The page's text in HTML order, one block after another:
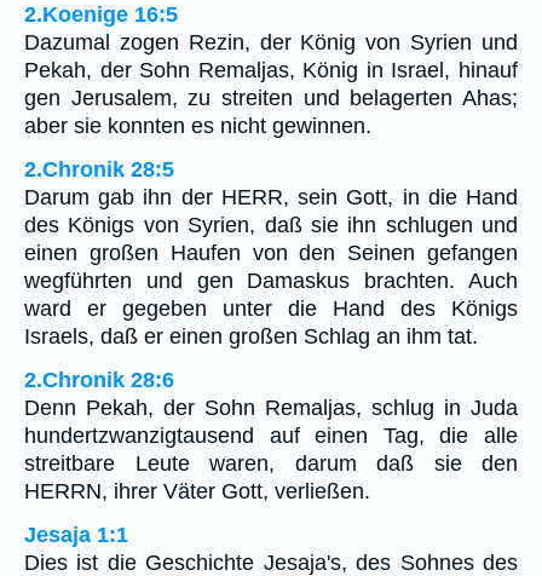
2.Koenige 16:5
Dazumal zogen Rezin, der König von Syrien und
Pekah, der Sohn Remaljas, König in Israel, hinauf
gen Jerusalem, zu streiten und belagerten Ahas;
aber sie konnten es nicht gewinnen.
2.Chronik 28:5
Darum gab ihn der HERR, sein Gott, in die Hand
des Königs von Syrien, daß sie ihn schlugen und
einen großen Haufen von den Seinen gefangen
wegführten und gen Damaskus brachten. Auch
ward er gegeben unter die Hand des Königs
Israels, daß er einen großen Schlag an ihm tat.
2.Chronik 28:6
Denn Pekah, der Sohn Remaljas, schlug in Juda
hundertzwanzigtausend auf einen Tag, die alle
streitbare Leute waren, darum daß sie den
HERRN, ihrer Väter Gott, verließen.
Jesaja 1:1
Dies ist die Geschichte Jesaja's, des Sohnes des